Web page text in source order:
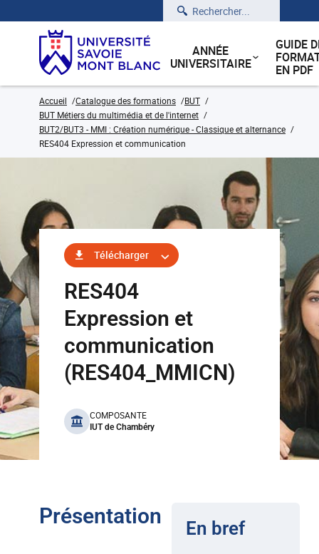
Rechercher
ANNÉE
UNIVERSITAIRE
GUIDE
EN PDF
Accueil Catalogue des formations
BUT
BUT Métiers du multimédia et de l'internet
BUT2/BUT3 - MMI : Création numérique - Classique et alternance
RES404 Expression et communication
Télécharger
RES404
Expression et
communication
(RES404_MMICN)
benefits
COMPOSANTE
IUT de Chambéry
Présentation En bref